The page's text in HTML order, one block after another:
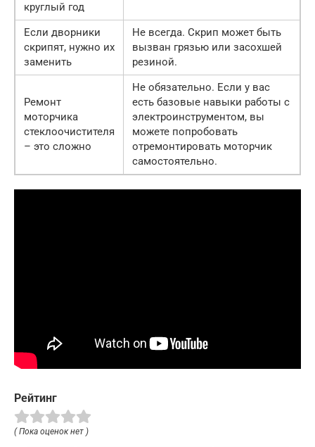
круглый год
Если дворники
скрипят, нужно их
заменить
Не всегда. Скрип может быть
вызван грязью или засохшей
резиной.
Ремонт
моторчика
стеклоочистителя
– это сложно
Не обязательно. Если у вас
есть базовые навыки работы с
электроинструментом, вы
можете попробовать
отремонтировать моторчик
самостоятельно.
Рейтинг
( Пока оценок нет )